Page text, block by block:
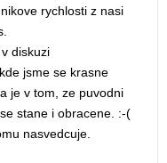
rychlosti z nasi
diskuzi
jsme se krasne
je v tom, ze puvodni
stane i obracene. :-(
nasvedcuje.